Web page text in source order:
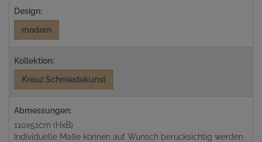
Design:
modern
Kollektion:
Kreuz Schmiedekunst
Abmessungen:
110x51cm (HxB)
Individuelle Maße können auf Wunsch berücksichtig werden